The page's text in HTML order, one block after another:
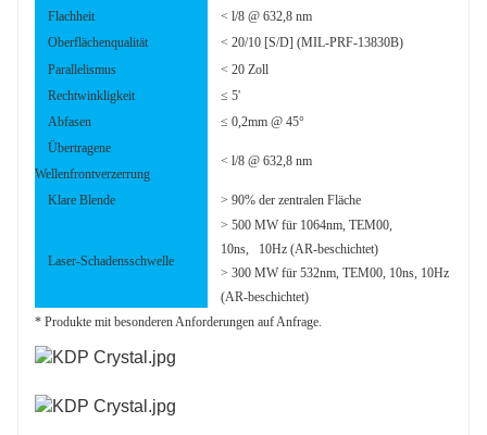
Flachheit
< l/8 @ 632,8 nm
Oberflächenqualität
< 20/10 [S/D] (MIL-PRF-13830B)
Parallelismus
< 20 Zoll
Rechtwinkligkeit
≤ 5'
Abfasen
≤ 0,2mm @ 45°
Übertragene
Wellenfrontverzerrung
< l/8 @ 632,8 nm
Klare Blende > 90% der zentralen Fläche
Laser-Schadensschwelle
> 500 MW für 1064nm, TEM00,
10ns, 10Hz (AR-beschichtet)
> 300 MW für 532nm, TEM00, 10ns, 10Hz
(AR-beschichtet)
* Produkte mit besonderen Anforderungen auf Anfrage.